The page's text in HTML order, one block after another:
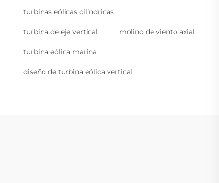
turbinas eólicas cilíndricas
turbina de eje vertical molino de viento axial
turbina eólica marina
diseño de turbina eólica vertical